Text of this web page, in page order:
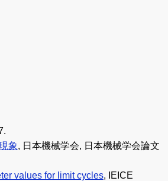
象, 日本機械学会, 日本機械学会論文
values for limit cycles, IEICE